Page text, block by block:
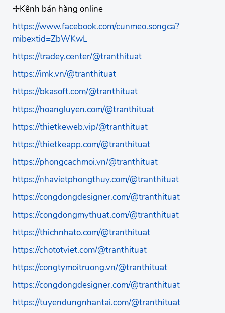
✢Kênh bán hàng online
https://www.facebook.com/cunmeo.songca?
mibextid=ZbWKwL
https://tradey.center/@tranthituat
https://imk.vn/@tranthituat
https://bkasoft.com/@tranthituat
https://hoangluyen.com/@tranthituat
https://thietkeweb.vip/@tranthituat
https://thietkeapp.com/@tranthituat
https://phongcachmoi.vn/@tranthituat
https://nhavietphongthuy.com/@tranthituat
https://congdongdesigner.com/@tranthituat
https://congdongmythuat.com/@tranthituat
https://thichnhato.com/@tranthituat
https://chototviet.com/@tranthituat
https://congtymoitruong.vn/@tranthituat
https://congdongdesigner.com/@tranthituat
https://tuyendungnhantai.com/@tranthituat